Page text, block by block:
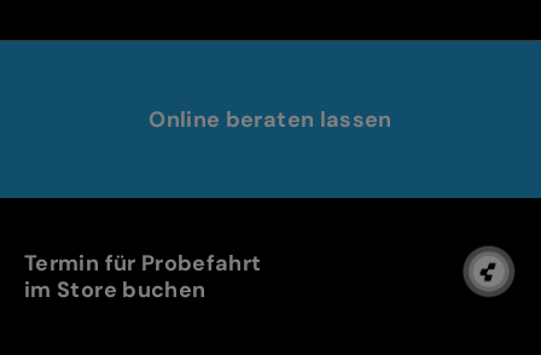
Online beraten lassen
Termin für Probefahrt
im Store buchen